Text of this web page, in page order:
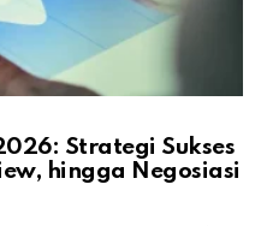
Strategi Sukses
hingga Negosiasi